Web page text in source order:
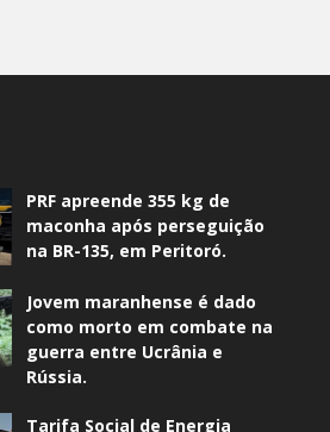
PRF apreende 355 kg de
maconha após perseguição
na BR-135, em Peritoró.
Jovem maranhense é dado
como morto em combate na
guerra entre Ucrânia e
Rússia.
Tarifa Social de Energia